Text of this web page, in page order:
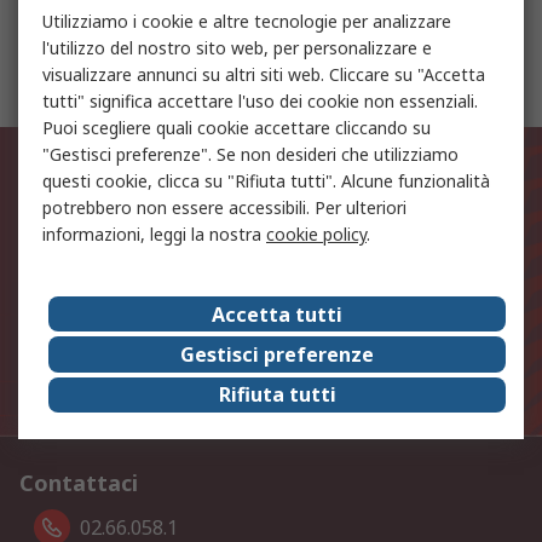
Pilz Staffa per Dispositivo di bloccaggio di
sicurezza
Rimani aggiornato sulle novità di
prodotto e sulle nostre offerte!
I dati personali forniti saranno trattati in linea con la
nostra
Politica sulla Privacy.
Contattaci
02.66.058.1
Utilizziamo i cookie e altre tecnologie per analizzare
l'utilizzo del nostro sito web, per personalizzare e
visualizzare annunci su altri siti web. Cliccare su "Accetta
tutti" significa accettare l'uso dei cookie non essenziali.
Puoi scegliere quali cookie accettare cliccando su
"Gestisci preferenze". Se non desideri che utilizziamo
questi cookie, clicca su "Rifiuta tutti". Alcune funzionalità
potrebbero non essere accessibili. Per ulteriori
informazioni, leggi la nostra cookie policy.
Accetta tutti
Gestisci preferenze
Rifiuta tutti